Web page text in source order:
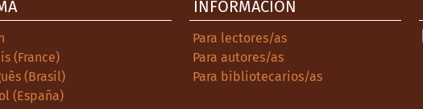
(France)
(Brasil)
(España)
INFORMACIÓN
Para lectores/as
Para autores/as
Para bibliotecarios/as